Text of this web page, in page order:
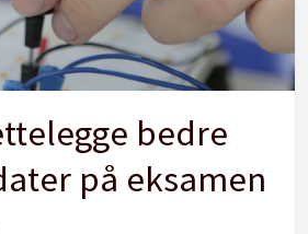
bedre
på eksamen